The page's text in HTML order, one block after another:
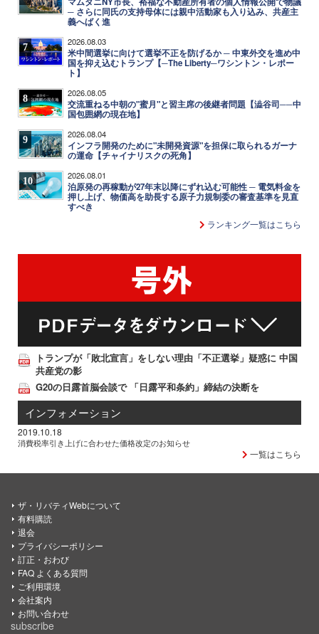
─ さらに同氏の支持母体には親中活動家も入り込み、共産主
義へばく進
7 2026.08.03
米中間選挙に向けて選挙不正を防げるか ─ 中東外交を進め中
国を抑え込むトランプ【─The Liberty─ワシントン・レポー
ト】
8 2026.08.05
交流重ねる中朝の"蜜月"と習主席の後継者問題【澁谷司──中
国包囲網の現在地】
9 2026.08.04
インフラ開発のために"未開発資源"を担保に取られるガーナ
の運命【チャイナリスクの死角】
10 2026.08.01
泊原発の再稼動が27年末以降にずれ込む可能性 ─ 電気料金を
押し上げ、物価高を助長する原子力規制委の審査基準を見直
すべき
ランキング一覧はこちら
トランプが「敗北宣言」をしない理由「不正選挙」疑惑に 中国
共産党の影
G20の日露首脳会談で 「日露平和条約」締結の決断を
インフォメーション
2019.10.18
消費税率引き上げに合わせた価格改定のお知らせ
一覧はこちら
ザ・リバティWebについて
有料購読
退会
プライバシーポリシー
訂正・おわび
FAQ よくある質問
ご利用環境
会社案内
お問い合わせ
subscribe